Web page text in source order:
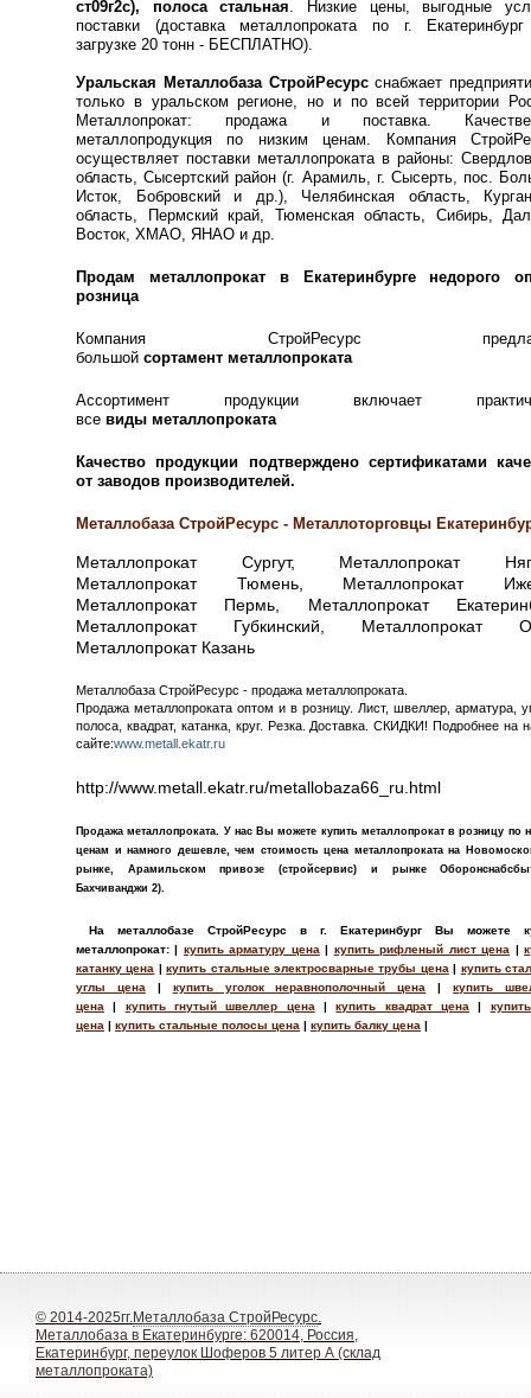
ст09г2с), полоса стальная. Низкие цены, выгодные
поставки (доставка металлопроката по г.
загрузке 20 тонн - БЕСПЛАТНО).
Уральская Металлобаза СтройРесурсснабжает
только в уральском регионе, но и по всей территории
Металлопрокат: продажа и поставка.
металлопродукция по низким ценам. Компания
осуществляет поставки металлопроката в районы:
область, Сысертский район (г. Арамиль, г. Сысерть, пос.
Исток, Бобровский и др.), Челябинская область,
область, Пермский край, Тюменская область, Сибирь,
Восток, ХМАО, ЯНАО и др.
Продам металлопрокат в Екатеринбурге недорого
розница
Компания СтройРесурс
большой сортамент металлопроката
Ассортимент продукции включает
все виды металлопроката
Качество продукции подтверждено сертификатами
от заводов производителей.
Металлобаза СтройРесурс - Металлоторговцы
Металлопрокат Сургут, Металлопрокат
Металлопрокат Тюмень, Металлопрокат
Металлопрокат Пермь, Металлопрокат
Металлопрокат Губкинский, Металлопрокат
Металлопрокат Казань
Металлобаза СтройРесурс - продажа металлопроката.
Продажа металлопроката оптом и в розницу. Лист, швеллер, арматура,
полоса, квадрат, катанка, круг. Резка. Доставка. СКИДКИ! Подробнее на
сайте:www.metall.ekatr.ru
http://www.metall.ekatr.ru/metallobaza66_ru.html
Продажа металлопроката. У нас Вы можете купить металлопрокат в розницу по
ценам и намного дешевле, чем стоимость цена металлопроката на
рынке, Арамильском привозе (стройсервис) и рынке
Бахчиванджи 2).
На металлобазе СтройРесурс в г. Екатеринбург Вы можете
металлопрокат: | купить арматуру цена | купить рифленый лист цена |
катанку цена |купить стальные электросварные трубы цена | купить
углы цена | купить уголок неравнополочный цена |купить
цена | купить гнутый швеллер цена | купить квадрат цена |
цена | купить стальные полосы цена | купить балку цена |
© 2014-2025гг.Металлобаза СтройРесурс.
Металлобаза в Екатеринбурге: 620014, Россия,
Екатеринбург, переулок Шоферов 5 литер А (склад
металлопроката)